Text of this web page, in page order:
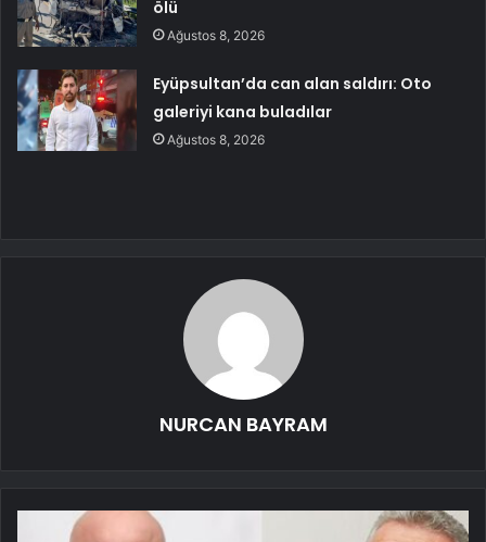
ölü
Ağustos 8, 2026
Eyüpsultan’da can alan saldırı: Oto
galeriyi kana buladılar
Ağustos 8, 2026
NURCAN BAYRAM